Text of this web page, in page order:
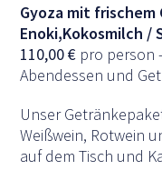
Gyoza mit frischem
Enoki,Kokosmilch /
110,00€ pro person
Abendessen und
Unser
Weißwein, Rotwein
auf dem Tisch und